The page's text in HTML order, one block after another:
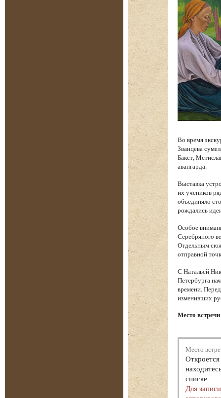
Во время
Званцева
Бакст,
авангарда.
Выставка
их учеников
объединяло
рождались
Особое
Серебряного
Отдельным
отправной
С Натальей
Петербурга
времени.
изменивших
Место
Место
списке
Для